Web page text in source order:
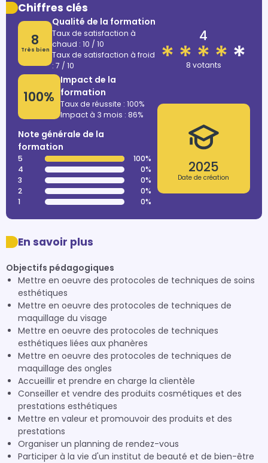
Chiffres clés
8
Très bien
Qualité de la formation
Taux de satisfaction à
chaud : 10 / 10
Taux de satisfaction à froid
: 7 / 10
100%
Impact de la
formation
Taux de réussite : 100%
Impact à 3 mois : 86%
Note générale de la
formation
5
100%
4
0%
3
0%
2
0%
1
0%
4
8 votants
2025
Date de création
En savoir plus
Objectifs pédagogiques
Mettre en oeuvre des protocoles de techniques de soins
esthétiques
Mettre en oeuvre des protocoles de techniques de
maquillage du visage
Mettre en oeuvre des protocoles de techniques
esthétiques liées aux phanères
Mettre en oeuvre des protocoles de techniques de
maquillage des ongles
Accueillir et prendre en charge la clientèle
Conseiller et vendre des produits cosmétiques et des
prestations esthétiques
Mettre en valeur et promouvoir des produits et des
prestations
Organiser un planning de rendez-vous
Participer à la vie d'un institut de beauté et de bien-être